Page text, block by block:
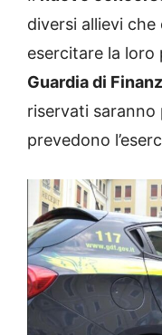
diversi allievi
esercitare la loro
Guardia di
riservati saranno
prevedono